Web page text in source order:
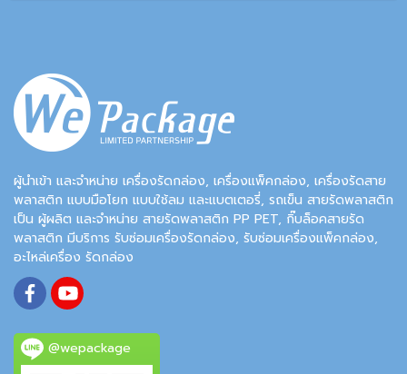
ผู้นำเข้า และจำหน่าย เครื่องรัดกล่อง, เครื่องแพ็คกล่อง, เครื่องรัดสาย
พลาสติก แบบมือโยก แบบใช้ลม และแบตเตอรี่, รถเข็น สายรัดพลาสติก
เป็น ผู้ผลิต และจำหน่าย สายรัดพลาสติก PP PET, กิ๊บล็อคสายรัด
พลาสติก มีบริการ รับซ่อมเครื่องรัดกล่อง, รับซ่อมเครื่องแพ็คกล่อง,
อะไหล่เครื่อง รัดกล่อง
@wepackage